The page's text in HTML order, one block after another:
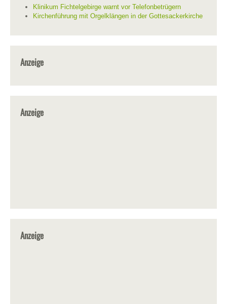
Klinikum Fichtelgebirge warnt vor Telefonbetrügern
Kirchenführung mit Orgelklängen in der Gottesackerkirche
Anzeige
Anzeige
Anzeige